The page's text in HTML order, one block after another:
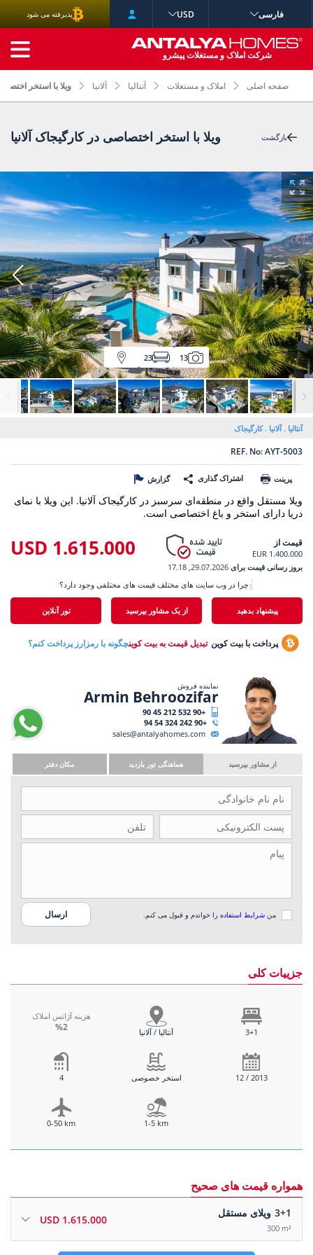
صفحه اصلی املاک و مستغلات آنتالیا آلانیا ویلا با استخر
بازگشت ویلا با استخر اختصاصی در کارگیجاک آلانیا
13
23
آنتالیا آلانیا کارگیجاک
REF. No: AYT-5003
پرینت اشتراک گذاری گزارش
ویلا مستقل واقع در منطقه‌ای سرسبز در کارگیجاک آلانیا. این ویلا با نمای
دریا دارای استخر و باغ اختصاصی است.
قیمت از
1.400.000 EUR
1.615.000 USD
بروز رسانی قیمت برای 29.07.2026, 17.18
پیشنهاد بدهید از یک مشاور بپرسید تور آنلاین
چرا در وب سایت های مختلف قیمت های مختلفی وجود دارد؟
پرداخت با بیت کوین تبدیل قیمت به بیت کوینچگونه با رمزارز پرداخت کنم؟
نماینده فروش
Armin Behroozifar
+90 532 212 45 90
+90 242 324 54 94
sales@antalyahomes.com
از مشاور بپرسید هماهنگی تور بازدید مکان دفتر
من شرایط استفاده را خواندم و قبول می کنم.
جزییات کلی
هزینه آژانس املاک
%2 آنتالیا / آلانیا 3+1
4 استخر خصوصی 12 / 2013
0-50 km 1-5 km
همواره قیمت های صحیح
3+1 ویلای مستقل
300 m²
1.615.000 USD
فارسی USD پذیرفته می شود
شرکت املاک و مستغلات پیشرو
جستجوی پیشرفته